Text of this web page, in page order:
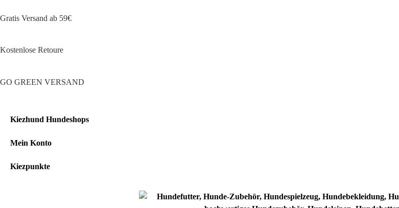
Gratis Versand ab 59€
Kostenlose Retoure
GO GREEN VERSAND
Kiezhund Hundeshops
Mein Konto
Kiezpunkte